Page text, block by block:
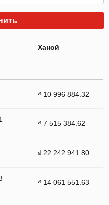
Ханой
₫ 10 996 884.32
₫ 7 515 384.62
₫ 22 242 941.80
₫ 14 061 551.63